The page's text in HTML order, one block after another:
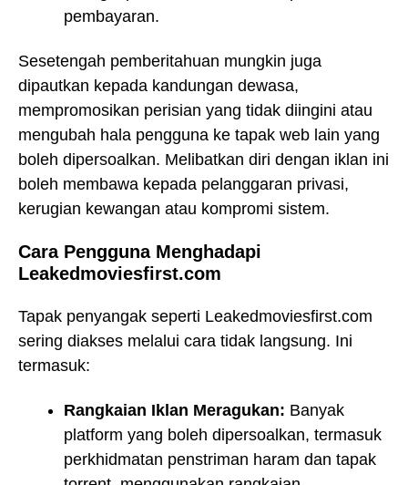
pembayaran.
Sesetengah pemberitahuan mungkin juga
dipautkan kepada kandungan dewasa,
mempromosikan perisian yang tidak diingini atau
mengubah hala pengguna ke tapak web lain yang
boleh dipersoalkan. Melibatkan diri dengan iklan ini
boleh membawa kepada pelanggaran privasi,
kerugian kewangan atau kompromi sistem.
Cara Pengguna Menghadapi
Leakedmoviesfirst.com
Tapak penyangak seperti Leakedmoviesfirst.com
sering diakses melalui cara tidak langsung. Ini
termasuk:
Rangkaian Iklan Meragukan: Banyak
platform yang boleh dipersoalkan, termasuk
perkhidmatan penstriman haram dan tapak